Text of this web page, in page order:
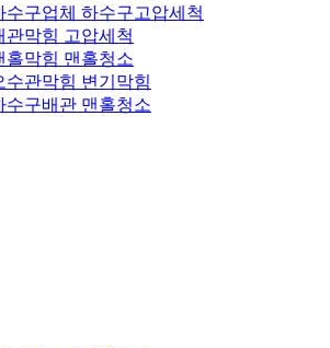
수구업체 하수구고압세척
막힘 고압세척
홀막힘 맨홀청소
수관막힘 변기막힘
수구배관 맨홀청소